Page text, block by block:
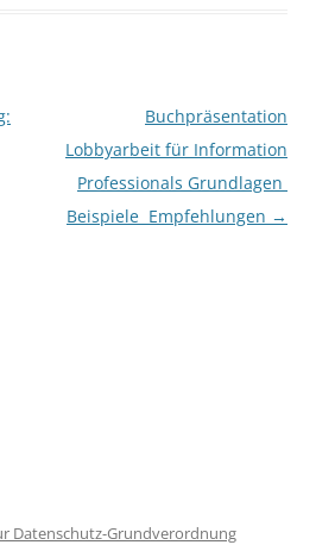
Buchpräsentation
Lobbyarbeit für Information
Professionals Grundlagen 
Beispiele  Empfehlungen →
Datenschutz-Grundverordnung